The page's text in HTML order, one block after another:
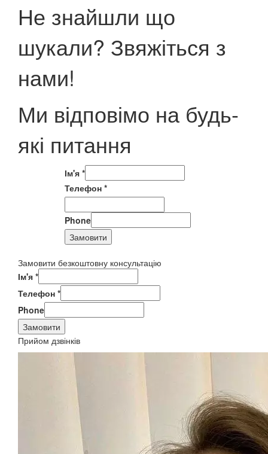
Не знайшли що
шукали? Звяжіться з
нами!
Ми відповімо на будь-
які питання
Ім'я *
Телефон *
Phone
Замовити
Замовити безкоштовну консультацію
Ім'я *
Телефон *
Phone
Замовити
Прийом дзвінків